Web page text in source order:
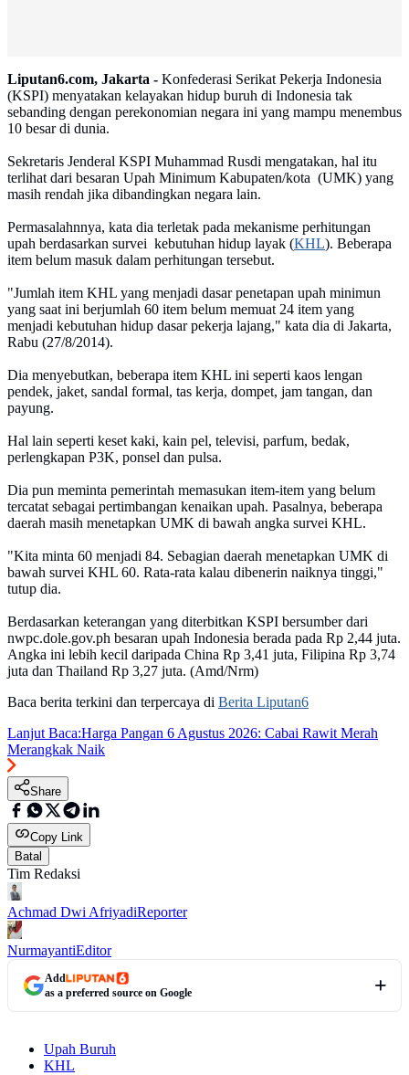
Liputan6.com, Jakarta - Konfederasi Serikat Pekerja Indonesia
(KSPI) menyatakan kelayakan hidup buruh di Indonesia tak
sebanding dengan perekonomian negara ini yang mampu menembus
10 besar di dunia.
Sekretaris Jenderal KSPI Muhammad Rusdi mengatakan, hal itu
terlihat dari besaran Upah Minimum Kabupaten/kota (UMK) yang
masih rendah jika dibandingkan negara lain.
Permasalahnnya, kata dia terletak pada mekanisme perhitungan
upah berdasarkan survei kebutuhan hidup layak (KHL). Beberapa
item belum masuk dalam perhitungan tersebut.
"Jumlah item KHL yang menjadi dasar penetapan upah minimun
yang saat ini berjumlah 60 item belum memuat 24 item yang
menjadi kebutuhan hidup dasar pekerja lajang," kata dia di Jakarta,
Rabu (27/8/2014).
Dia menyebutkan, beberapa item KHL ini seperti kaos lengan
pendek, jaket, sandal formal, tas kerja, dompet, jam tangan, dan
payung.
Hal lain seperti keset kaki, kain pel, televisi, parfum, bedak,
perlengkapan P3K, ponsel dan pulsa.
Dia pun meminta pemerintah memasukan item-item yang belum
tercatat sebagai pertimbangan kenaikan upah. Pasalnya, beberapa
daerah masih menetapkan UMK di bawah angka survei KHL.
"Kita minta 60 menjadi 84. Sebagian daerah menetapkan UMK di
bawah survei KHL 60. Rata-rata kalau dibenerin naiknya tinggi,"
tutup dia.
Berdasarkan keterangan yang diterbitkan KSPI bersumber dari
nwpc.dole.gov.ph besaran upah Indonesia berada pada Rp 2,44 juta.
Angka ini lebih kecil daripada China Rp 3,41 juta, Filipina Rp 3,74
juta dan Thailand Rp 3,27 juta. (Amd/Nrm)
Baca berita terkini dan terpercaya di Berita Liputan6
Lanjut Baca:Harga Pangan 6 Agustus 2026: Cabai Rawit Merah
Merangkak Naik
Share
Copy Link
Batal
Tim Redaksi
Achmad Dwi AfriyadiReporter
NurmayantiEditor
Add
as a preferred source on Google
Upah Buruh
KHL